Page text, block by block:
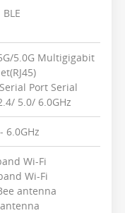
5.0G Multigigabit
Port Serial
5.0/ 6.0GHz
6.0GHz
Wi-Fi
Wi-Fi
antenna
antenna